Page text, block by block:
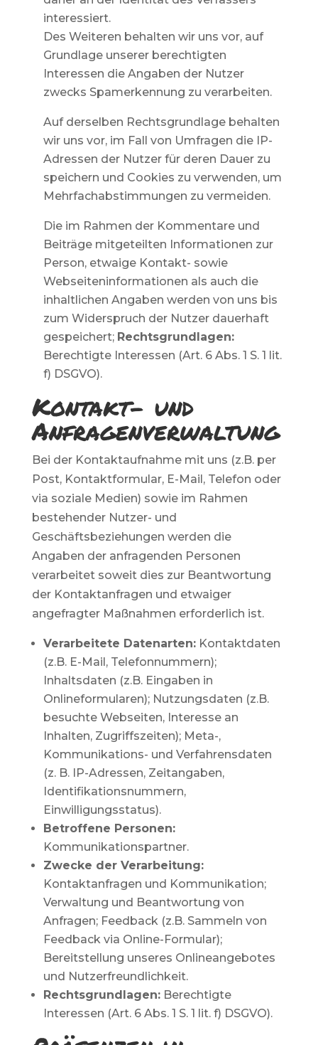
interessiert.
Des Weiteren behalten wir uns vor, auf
Grundlage unserer berechtigten
Interessen die Angaben der Nutzer
zwecks Spamerkennung zu verarbeiten.
Auf derselben Rechtsgrundlage behalten
wir uns vor, im Fall von Umfragen die IP-
Adressen der Nutzer für deren Dauer zu
speichern und Cookies zu verwenden, um
Mehrfachabstimmungen zu vermeiden.
Die im Rahmen der Kommentare und
Beiträge mitgeteilten Informationen zur
Person, etwaige Kontakt- sowie
Webseiteninformationen als auch die
inhaltlichen Angaben werden von uns bis
zum Widerspruch der Nutzer dauerhaft
gespeichert; Rechtsgrundlagen:
Berechtigte Interessen (Art. 6 Abs. 1 S. 1 lit.
f) DSGVO).
Kontakt- und
Anfragenverwaltung
Bei der Kontaktaufnahme mit uns (z.B. per
Post, Kontaktformular, E-Mail, Telefon oder
via soziale Medien) sowie im Rahmen
bestehender Nutzer- und
Geschäftsbeziehungen werden die
Angaben der anfragenden Personen
verarbeitet soweit dies zur Beantwortung
der Kontaktanfragen und etwaiger
angefragter Maßnahmen erforderlich ist.
Verarbeitete Datenarten:Kontaktdaten
(z.B. E-Mail, Telefonnummern);
Inhaltsdaten (z.B. Eingaben in
Onlineformularen); Nutzungsdaten (z.B.
besuchte Webseiten, Interesse an
Inhalten, Zugriffszeiten); Meta-,
Kommunikations- und Verfahrensdaten
(z. B. IP-Adressen, Zeitangaben,
Identifikationsnummern,
Einwilligungsstatus).
Betroffene Personen:
Kommunikationspartner.
Zwecke der Verarbeitung:
Kontaktanfragen und Kommunikation;
Verwaltung und Beantwortung von
Anfragen; Feedback (z.B. Sammeln von
Feedback via Online-Formular);
Bereitstellung unseres Onlineangebotes
und Nutzerfreundlichkeit.
Rechtsgrundlagen:Berechtigte
Interessen (Art. 6 Abs. 1 S. 1 lit. f) DSGVO).